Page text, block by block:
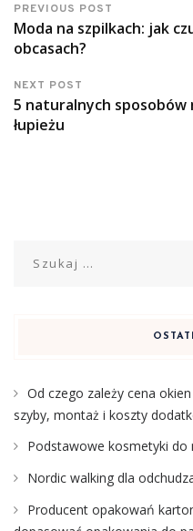
PREVIOUS POST
Moda na szpilkach: jak
obcasach?
NEXT POST
5 naturalnych sposobów
łupieżu
Od czego zależy cena
szyby, montaż i koszty
Podstawowe kosmetyki do
Nordic walking dla
Producent opakowań